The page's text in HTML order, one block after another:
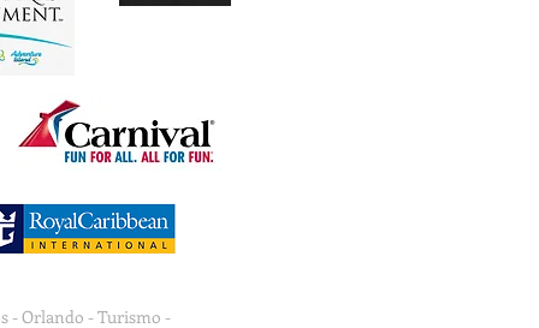
- Orlando - Turismo -